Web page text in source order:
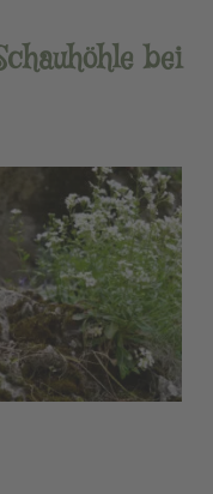
bei